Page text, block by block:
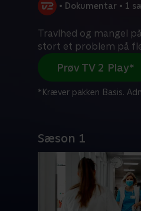
• Dokumentar • 1
Travlhed og mangel
stort et problem på
Prøv TV 2 Play*
*Kræver pakken Basis.
Sæson 1